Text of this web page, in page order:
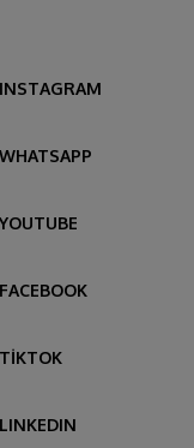
INSTAGRAM
WHATSAPP
FACEBOOK
TİKTOK
LINKEDIN